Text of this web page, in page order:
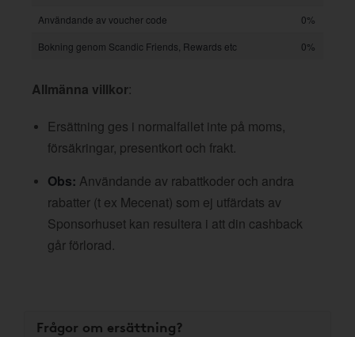
Användande av voucher code
0%
Bokning genom Scandic Friends, Rewards etc
0%
Allmänna villkor:
Ersättning ges i normalfallet inte på moms,
försäkringar, presentkort och frakt.
Obs: Användande av rabattkoder och andra
rabatter (t ex Mecenat) som ej utfärdats av
Sponsorhuset kan resultera i att din cashback
går förlorad.
Frågor om ersättning?